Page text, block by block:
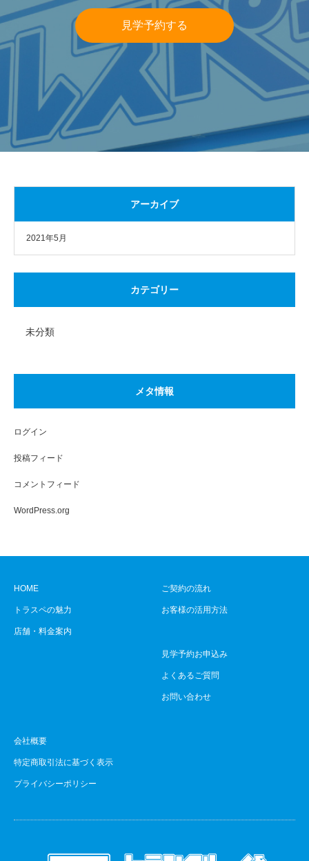
見学予約する
アーカイブ
2021年5月
カテゴリー
未分類
メタ情報
ログイン
投稿フィード
コメントフィード
WordPress.org
HOME
トラスペの魅力
店舗・料金案内
ご契約の流れ
お客様の活用方法
見学予約お申込み
よくあるご質問
お問い合わせ
会社概要
特定商取引法に基づく表示
プライバシーポリシー